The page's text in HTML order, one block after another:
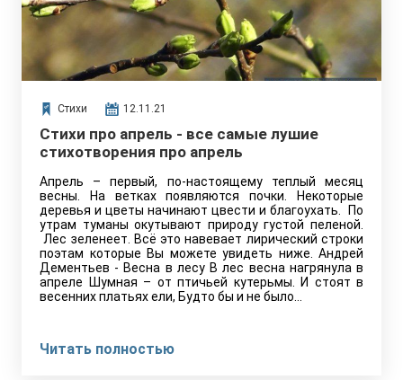
Стихи 12.11.21
Стихи про апрель - все самые лушие
стихотворения про апрель
Апрель – первый, по-настоящему теплый месяц
весны. На ветках появляются почки. Некоторые
деревья и цветы начинают цвести и благоухать. По
утрам туманы окутывают природу густой пеленой.
Лес зеленеет. Всё это навевает лирический строки
поэтам которые Вы можете увидеть ниже. Андрей
Дементьев - Весна в лесу В лес весна нагрянула в
апреле Шумная – от птичьей кутерьмы. И стоят в
весенних платьях ели, Будто бы и не было…
Читать полностью